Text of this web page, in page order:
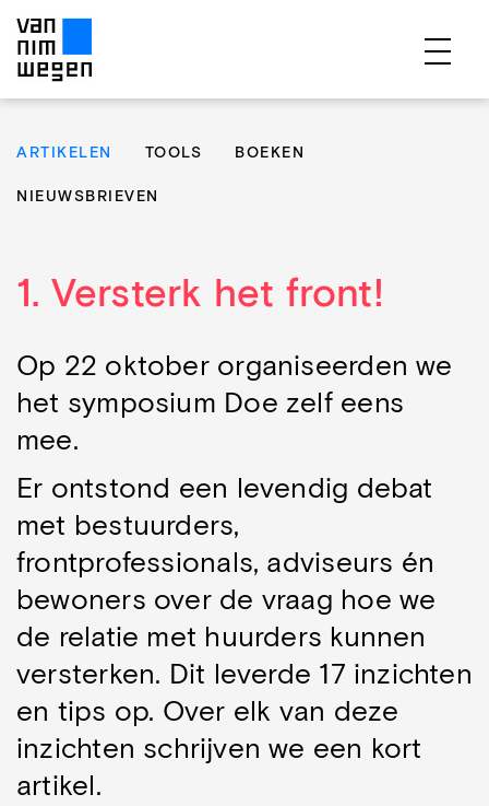
PROJECTEN
TEAM
ARTIKELEN TOOLS BOEKEN
NIEUWSBRIEVEN
1. Versterk het front!
Op 22 oktober organiseerden we
het symposium Doe zelf eens
mee.
Er ontstond een levendig debat
met bestuurders,
frontprofessionals, adviseurs én
bewoners over de vraag hoe we
de relatie met huurders kunnen
versterken. Dit leverde 17 inzichten
en tips op. Over elk van deze
inzichten schrijven we een kort
artikel.